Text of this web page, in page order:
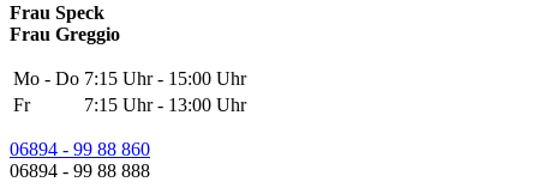
Frau Speck
Frau Greggio
Mo - Do 7:15 Uhr - 15:00 Uhr
Fr
7:15 Uhr - 13:00 Uhr
06894 - 99 88 860
06894 - 99 88 888